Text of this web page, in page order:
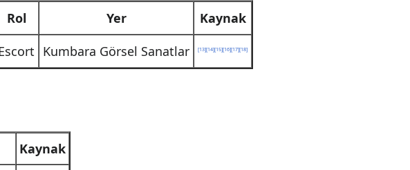
Rol Yer
Kaynak
Kumbara Görsel Sanatlar [13][14][15][16][17][18]
Kaynak